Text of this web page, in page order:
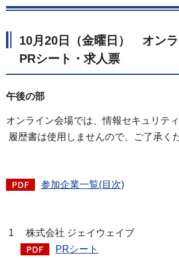
10月20日（金曜日） オン
PRシート・求人票
午後の部
オンライン会場では、情報セキュリティ
履歴書は使用しませんので、ご了承く
参加企業一覧(目次)
1 株式会社 ジェイウェイブ
PRシート